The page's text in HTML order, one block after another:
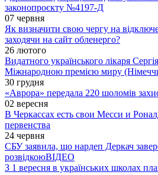
законопроєкту №4197-Д
07 червня
Як визначити свою чергу на
заходячи на сайт обленерго?
26 лютого
Видатного українського лікаря
Міжнародною премією миру
30 грудня
«Аврора» передала 220 шоломів
02 вересня
В Черкассах есть свои Месси и
первенства
24 червня
СБУ заявила, що нардеп Деркач
розвідкоюВІДЕО
З 1 вересня в українських школах